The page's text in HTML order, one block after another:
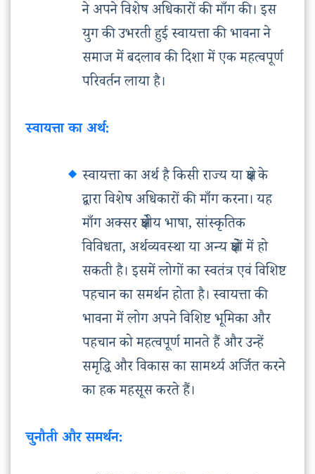
ने अपने विशेष अधिकारों की माँग की। इस
युग की उभरती हुई स्वायत्ता की भावना ने
समाज में बदलाव की दिशा में एक महत्वपूर्ण
परिवर्तन लाया है।
स्वायत्ता का अर्थ:
स्वायत्ता का अर्थ है किसी राज्य या क्षेत्र के
द्वारा विशेष अधिकारों की माँग करना। यह
माँग अक्सर क्षेत्रीय भाषा, सांस्कृतिक
विविधता, अर्थव्यवस्था या अन्य क्षेत्रों में हो
सकती है। इसमें लोगों का स्वतंत्र एवं विशिष्ट
पहचान का समर्थन होता है। स्वायत्ता की
भावना में लोग अपने विशिष्ट भूमिका और
पहचान को महत्वपूर्ण मानते हैं और उन्हें
समृद्धि और विकास का सामर्थ्य अर्जित करने
का हक महसूस करते हैं।
चुनौती और समर्थन: